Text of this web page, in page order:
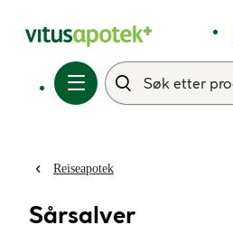
Reiseapotek
Sårsalver